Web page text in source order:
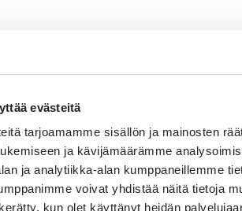
evästeitä
tarjoamamme sisällön ja mainosten
ja kävijämäärämme
ja analytiikka-alan kumppaneillemme
voivat yhdistää näitä tietoja
kun olet käyttänyt heidän
saavutettavuusdirektiivin nojaten tekstitetyn